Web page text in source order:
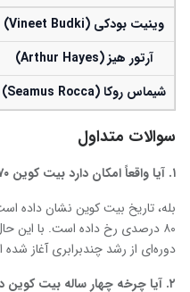
وینیت بودکی (Vineet Budki)
آرتور هیز(Arthur Hayes)
شیماس روکا(Seamus Rocca)
سوالات متداول
۱. آیا واقعاً امکان دارد بیت‌ کوین ۷۰ درصد سقوط کند؟
۸۰ درصدی رخ داده است. با این
دوره‌ای از رشد چندبرابری آغاز
۲. آیا چرخه چهار ساله بیت ‌کوین